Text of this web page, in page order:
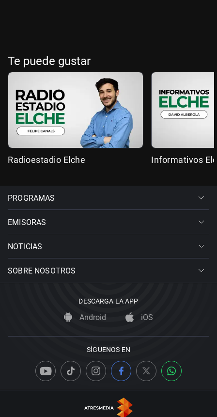
Te puede gustar
Radioestadio Elche Informativos
PROGRAMAS
EMISORAS
NOTICIAS
SOBRE NOSOTROS
DESCARGA LA APP
Android iOS
SÍGUENOS EN